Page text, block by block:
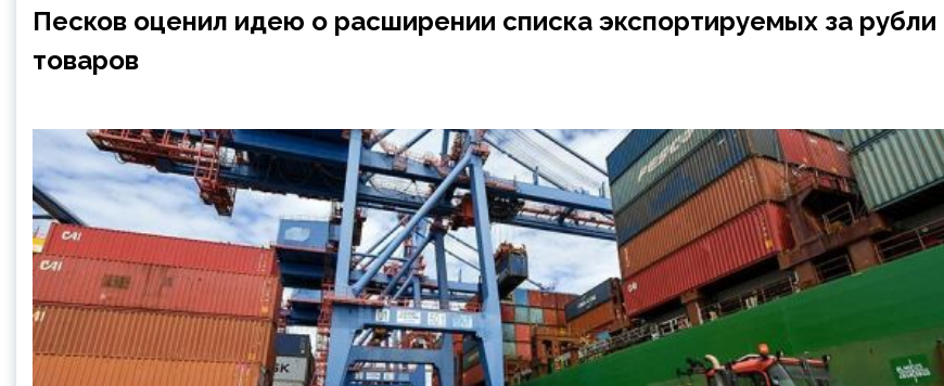
Песков оценил идею о расширении списка экспортируемых за рубли
товаров